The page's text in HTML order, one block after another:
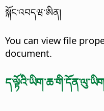
སྐོང་འབདཝ་ཨིན།
You can view file
document.